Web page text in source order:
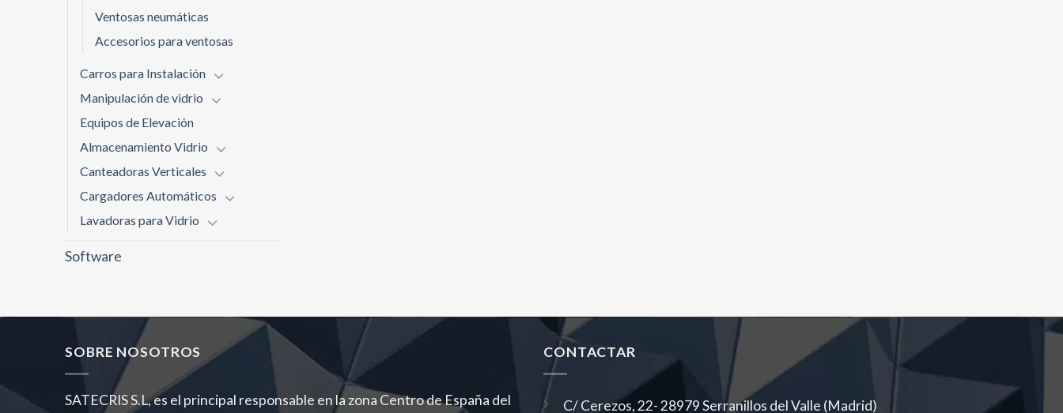
Ventosas neumáticas
Accesorios para ventosas
Carros para Instalación
Manipulación de vidrio
Equipos de Elevación
Almacenamiento Vidrio
Canteadoras Verticales
Cargadores Automáticos
Lavadoras para Vidrio
Software
SOBRE NOSOTROS
SATECRIS S.L, es el principal responsable en la zona Centro de España del
CONTACTAR
C/ Cerezos, 22- 28979 Serranillos del Valle (Madrid)